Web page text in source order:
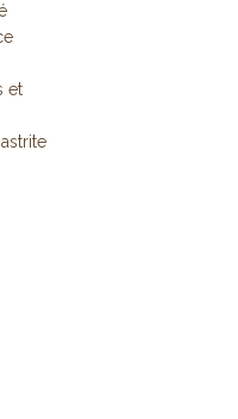
et